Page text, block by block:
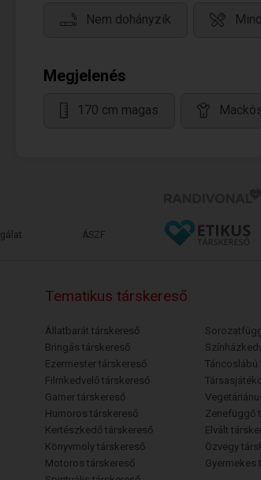
Nem dohányzik
Megjelenés
170 cm magas
ÁSZF
Tematikus társkereső
Állatbarát társkereső
Bringás társkereső
Ezermester társkereső
Filmkedvelő társkereső
Gamer társkereső
Humoros társkereső
Kertészkedő társkereső
Könyvmoly társkereső
Motoros társkereső
Táncoslábú
Zenefüggő
Elvált
Özvegy
Gyermekes